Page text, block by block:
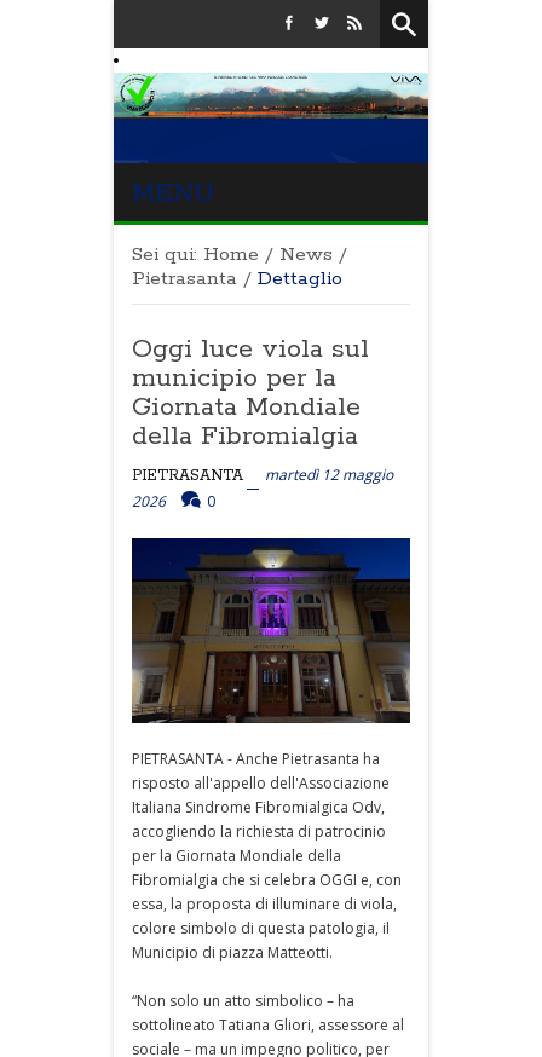
MENU
Sei qui: Home / News /
Pietrasanta / Dettaglio
Oggi luce viola sul
municipio per la
Giornata Mondiale
della Fibromialgia
PIETRASANTA
martedì 12 maggio
2026
0
PIETRASANTA - Anche Pietrasanta ha
risposto all'appello dell'Associazione
Italiana Sindrome Fibromialgica Odv,
accogliendo la richiesta di patrocinio
per la Giornata Mondiale della
Fibromialgia che si celebra OGGI e, con
essa, la proposta di illuminare di viola,
colore simbolo di questa patologia, il
Municipio di piazza Matteotti.
“Non solo un atto simbolico – ha
sottolineato Tatiana Gliori, assessore al
sociale – ma un impegno politico, per